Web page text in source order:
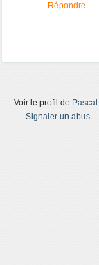
Répondre
Voir le profil de Pascal
Signaler un abus